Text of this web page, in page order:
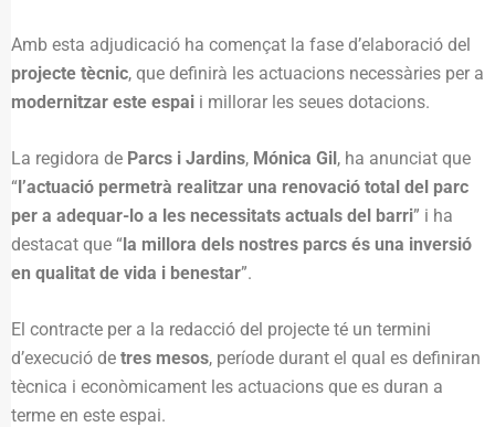
Amb esta adjudicació ha començat la fase d’elaboració del
projecte tècnic, que definirà les actuacions necessàries per a
modernitzar este espai i millorar les seues dotacions.
La regidora de Parcs i Jardins, Mónica Gil, ha anunciat que
“l’actuació permetrà realitzar una renovació total del parc
per a adequar-lo a les necessitats actuals del barri” i ha
destacat que “la millora dels nostres parcs és una inversió
en qualitat de vida i benestar”.
El contracte per a la redacció del projecte té un termini
d’execució de tres mesos, període durant el qual es definiran
tècnica i econòmicament les actuacions que es duran a
terme en este espai.